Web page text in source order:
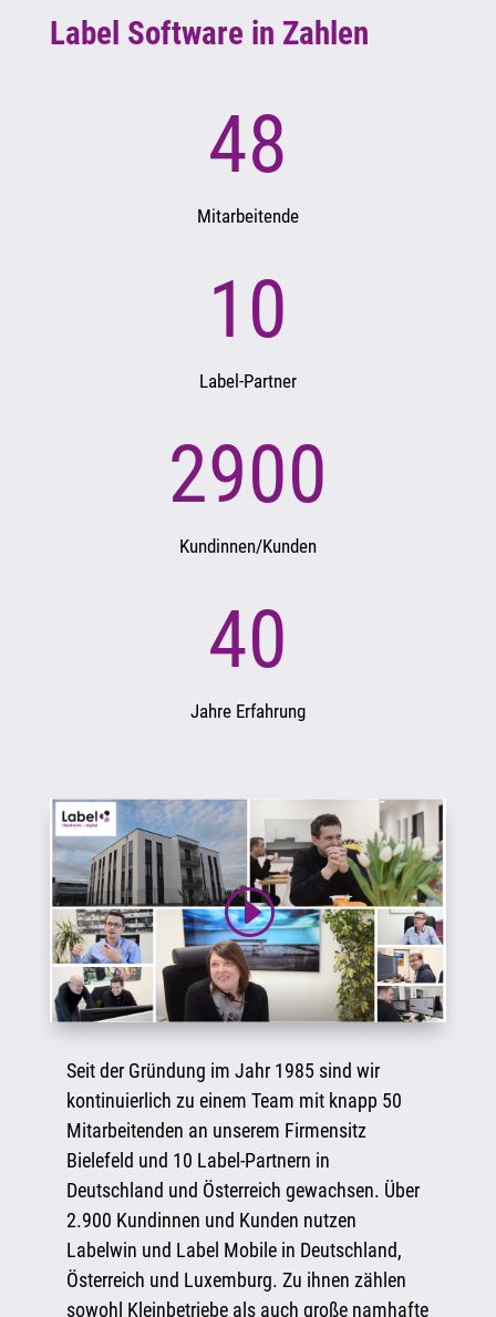
Label Software in Zahlen
48
Mitarbeitende
10
Label-Partner
2900
Kundinnen/Kunden
40
Jahre Erfahrung
Seit der Gründung im Jahr 1985 sind wir
kontinuierlich zu einem Team mit knapp 50
Mitarbeitenden an unserem Firmensitz
Bielefeld und 10 Label-Partnern in
Deutschland und Österreich gewachsen. Über
2.900 Kundinnen und Kunden nutzen
Labelwin und Label Mobile in Deutschland,
Österreich und Luxemburg. Zu ihnen zählen
sowohl Kleinbetriebe als auch große namhafte